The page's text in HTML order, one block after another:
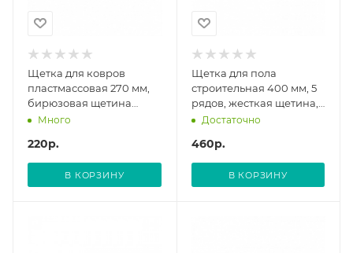
Щетка для ковров
пластмассовая 270 мм,
бирюзовая щетина
Home// Palisad
Много
220р.
В КОРЗИНУ
Щетка для пола
строительная 400 мм, 5
рядов, жесткая щетина,
железная тулейка, без
Достаточно
460р.
В КОРЗИНУ